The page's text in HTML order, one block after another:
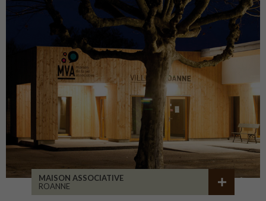
MAISON ASSOCIATIVE
ROANNE